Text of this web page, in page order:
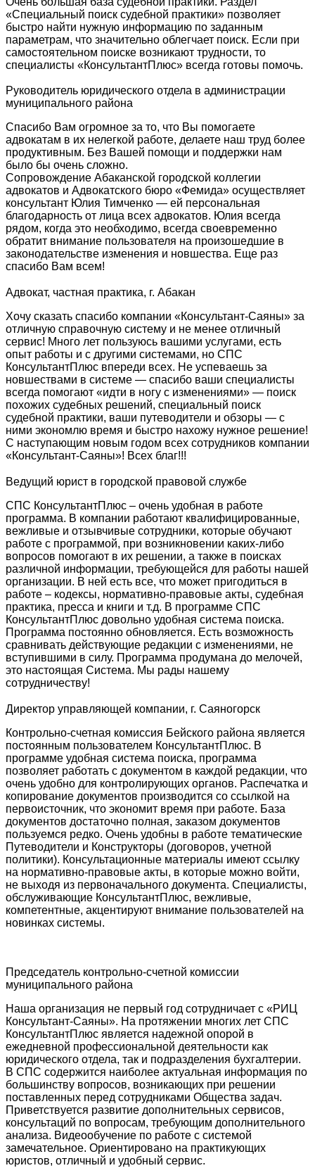
«Специальный поиск судебной практики» позволяет
быстро найти нужную информацию по заданным
параметрам, что значительно облегчает поиск. Если при
самостоятельном поиске возникают трудности, то
специалисты «КонсультантПлюс» всегда готовы помочь.
Руководитель юридического отдела в администрации
муниципального района
Спасибо Вам огромное за то, что Вы помогаете
адвокатам в их нелегкой работе, делаете наш труд более
продуктивным. Без Вашей помощи и поддержки нам
было бы очень сложно.
Сопровождение Абаканской городской коллегии
адвокатов и Адвокатского бюро «Фемида» осуществляет
консультант Юлия Тимченко — ей персональная
благодарность от лица всех адвокатов. Юлия всегда
рядом, когда это необходимо, всегда своевременно
обратит внимание пользователя на произошедшие в
законодательстве изменения и новшества. Еще раз
спасибо Вам всем!
Адвокат, частная практика, г. Абакан
Хочу сказать спасибо компании «Консультант-Саяны» за
отличную справочную систему и не менее отличный
сервис! Много лет пользуюсь вашими услугами, есть
опыт работы и с другими системами, но СПС
КонсультантПлюс впереди всех. Не успеваешь за
новшествами в системе — спасибо ваши специалисты
всегда помогают «идти в ногу с изменениями» — поиск
похожих судебных решений, специальный поиск
судебной практики, ваши путеводители и обзоры — с
ними экономлю время и быстро нахожу нужное решение!
С наступающим новым годом всех сотрудников компании
«Консультант-Саяны»! Всех благ!!!
Ведущий юрист в городской правовой службе
СПС КонсультантПлюс – очень удобная в работе
программа. В компании работают квалифицированные,
вежливые и отзывчивые сотрудники, которые обучают
работе с программой, при возникновении каких-либо
вопросов помогают в их решении, а также в поисках
различной информации, требующейся для работы нашей
организации. В ней есть все, что может пригодиться в
работе – кодексы, нормативно-правовые акты, судебная
практика, пресса и книги и т.д. В программе СПС
КонсультантПлюс довольно удобная система поиска.
Программа постоянно обновляется. Есть возможность
сравнивать действующие редакции с изменениями, не
вступившими в силу. Программа продумана до мелочей,
это настоящая Система. Мы рады нашему
сотрудничеству!
Директор управляющей компании, г. Саяногорск
Контрольно-счетная комиссия Бейского района является
постоянным пользователем КонсультантПлюс. В
программе удобная система поиска, программа
позволяет работать с документом в каждой редакции, что
очень удобно для контролирующих органов. Распечатка и
копирование документов производится со ссылкой на
первоисточник, что экономит время при работе. База
документов достаточно полная, заказом документов
пользуемся редко. Очень удобны в работе тематические
Путеводители и Конструкторы (договоров, учетной
политики). Консультационные материалы имеют ссылку
на нормативно-правовые акты, в которые можно войти,
не выходя из первоначального документа. Специалисты,
обслуживающие КонсультантПлюс, вежливые,
компетентные, акцентируют внимание пользователей на
новинках системы.
Председатель контрольно-счетной комиссии
муниципального района
Наша организация не первый год сотрудничает с «РИЦ
Консультант-Саяны». На протяжении многих лет СПС
КонсультантПлюс является надежной опорой в
ежедневной профессиональной деятельности как
юридического отдела, так и подразделения бухгалтерии.
В СПС содержится наиболее актуальная информация по
большинству вопросов, возникающих при решении
поставленных перед сотрудниками Общества задач.
Приветствуется развитие дополнительных сервисов,
консультаций по вопросам, требующим дополнительного
анализа. Видеообучение по работе с системой
замечательное. Ориентировано на практикующих
юристов, отличный и удобный сервис.